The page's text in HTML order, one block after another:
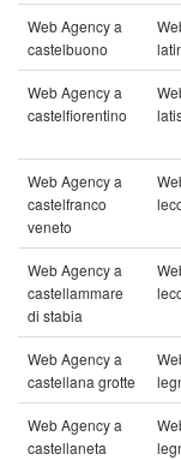
Web Agency a
castelbuono
Web Agency a
castelfiorentino
Web Agency a
castelfranco
veneto
Web Agency a
castellammare
di stabia
Web Agency a
castellana grotte
Web Agency a
castellaneta